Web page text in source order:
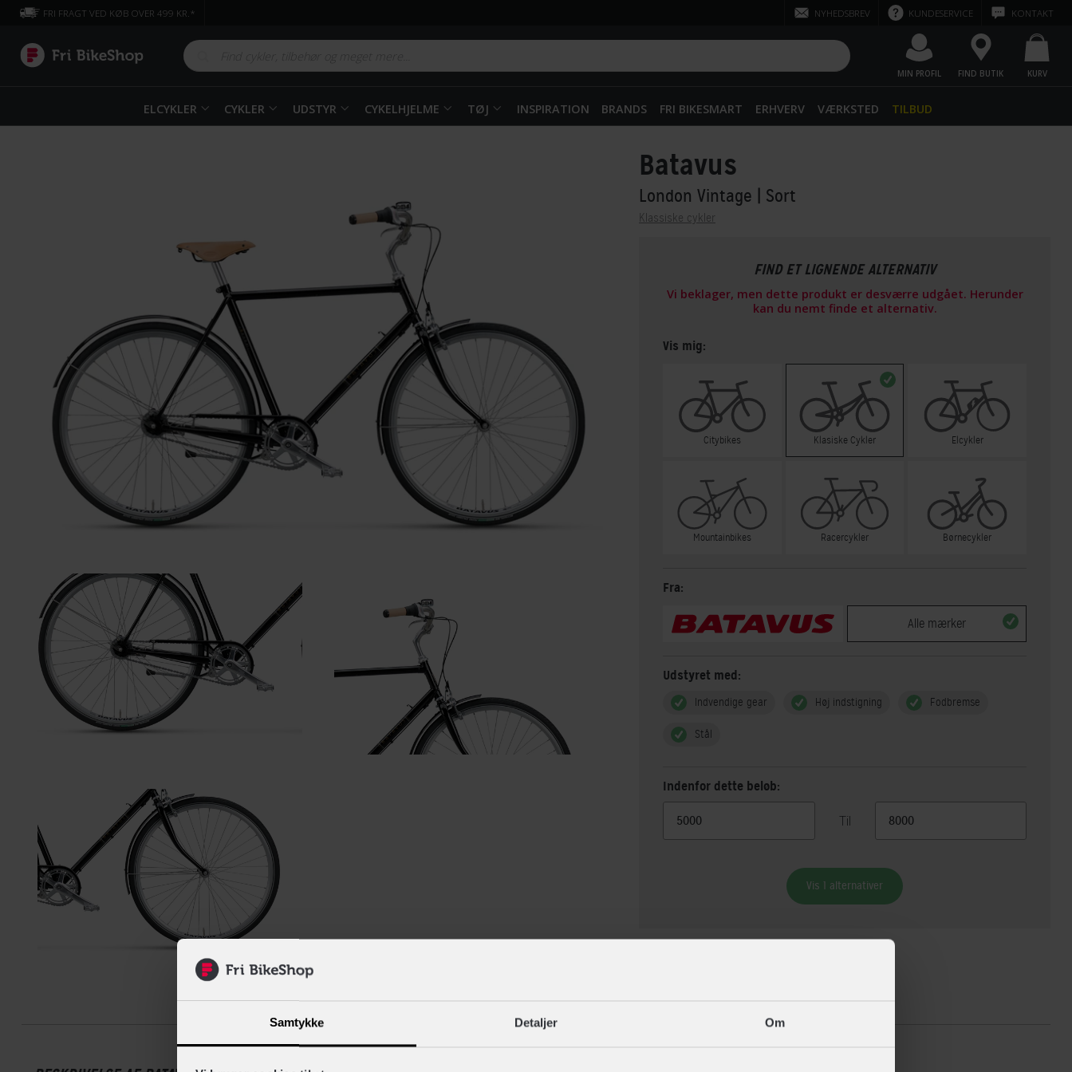
Samtykke Detaljer Om
FRI FRAGT VED KØB OVER 499 KR.* NYHEDSBREV KUNDESERVICE KONTAKT
MIN PROFIL FIND BUTIK KURV
ELCYKLER CYKLER UDSTYR CYKELHJELME TØJ INSPIRATION BRANDS FRI BIKESMART ERHVERV VÆRKSTED TILBUD
Batavus
London Vintage | Sort
Klassiske cykler
FIND ET LIGNENDE ALTERNATIV
Vi beklager, men dette produkt er desværre udgået. Herunder
kan du nemt finde et alternativ.
Vis mig:
Citybikes Klasiske Cykler Elcykler
Mountainbikes Racercykler Børnecykler
Fra:
Alle mærker
Udstyret med:
Indvendige gear Høj indstigning Fodbremse
Stål
Indenfor dette beløb:
Til
Vis 1 alternativer